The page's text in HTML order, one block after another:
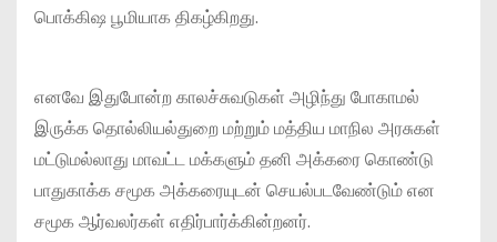
பொக்கிஷ பூமியாக திகழ்கிறது.
எனவே இதுபோன்ற காலச்சுவடுகள் அழிந்து போகாமல்
இருக்க தொல்லியல்துறை மற்றும் மத்திய மாநில அரசுகள்
மட்டுமல்லாது மாவட்ட மக்களும் தனி அக்கரை கொண்டு
பாதுகாக்க சமூக அக்கரையுடன் செயல்படவேண்டும் என
சமூக ஆர்வலர்கள் எதிர்பார்க்கின்றனர்.